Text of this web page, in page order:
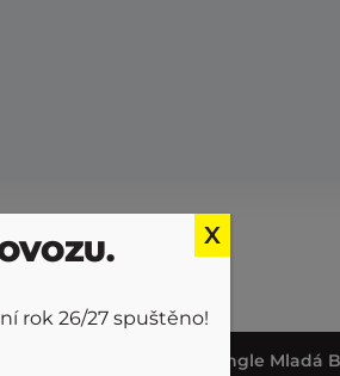
Sledovat Jungle Mladá
rok 26/27 spuštěno!
X